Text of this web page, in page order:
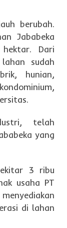
berubah.
Jababeka
Dari
sudah
hunian,
telah
yang
3 ribu
usaha PT
di lahan